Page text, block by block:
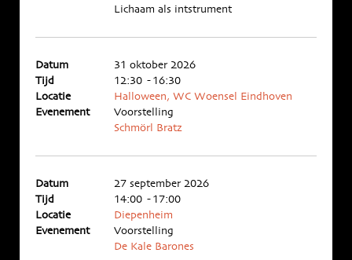
Lichaam als intstrument
Datum
31 oktober 2026
Tijd
12:30 - 16:30
Locatie
Halloween, WC Woensel Eindhoven
Evenement
Voorstelling
Schmörl Bratz
Datum
27 september 2026
Tijd
14:00 - 17:00
Locatie
Diepenheim
Evenement
Voorstelling
De Kale Barones